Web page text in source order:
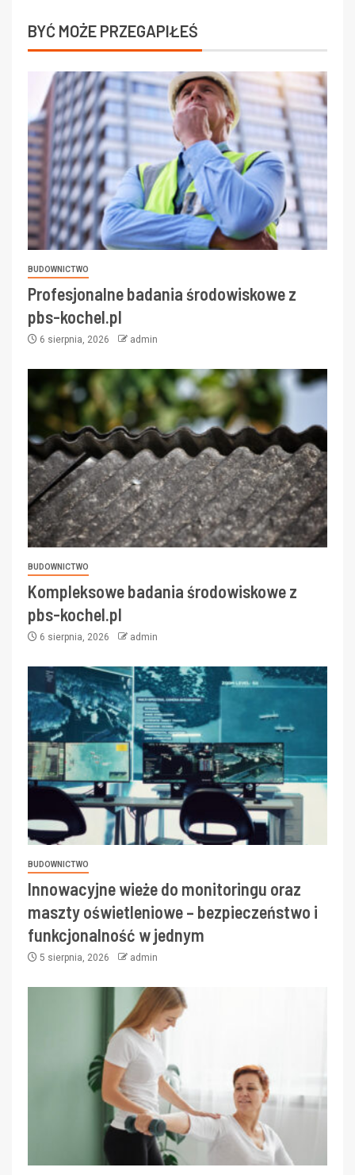
BYĆ MOŻE PRZEGAPIŁEŚ
BUDOWNICTWO
Profesjonalne badania środowiskowe z
pbs-kochel.pl
6 sierpnia, 2026 admin
BUDOWNICTWO
Kompleksowe badania środowiskowe z
pbs-kochel.pl
6 sierpnia, 2026 admin
BUDOWNICTWO
Innowacyjne wieże do monitoringu oraz
maszty oświetleniowe – bezpieczeństwo i
funkcjonalność w jednym
5 sierpnia, 2026 admin